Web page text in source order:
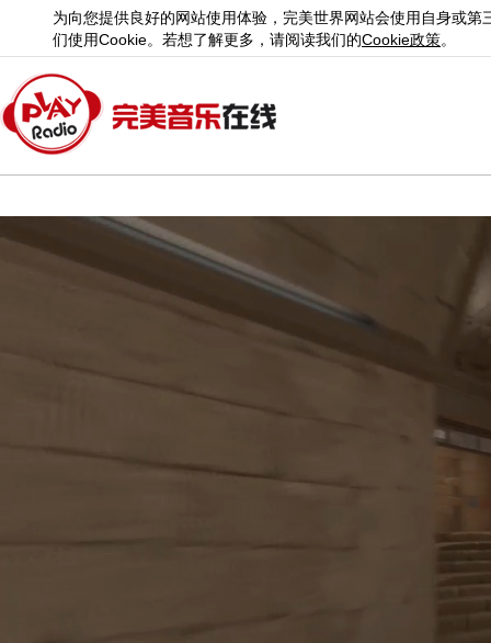
为向您提供良好的网站使用体验，完美世界网站会使用自身或第
们使用Cookie。若想了解更多，请阅读我们的Cookie政策。